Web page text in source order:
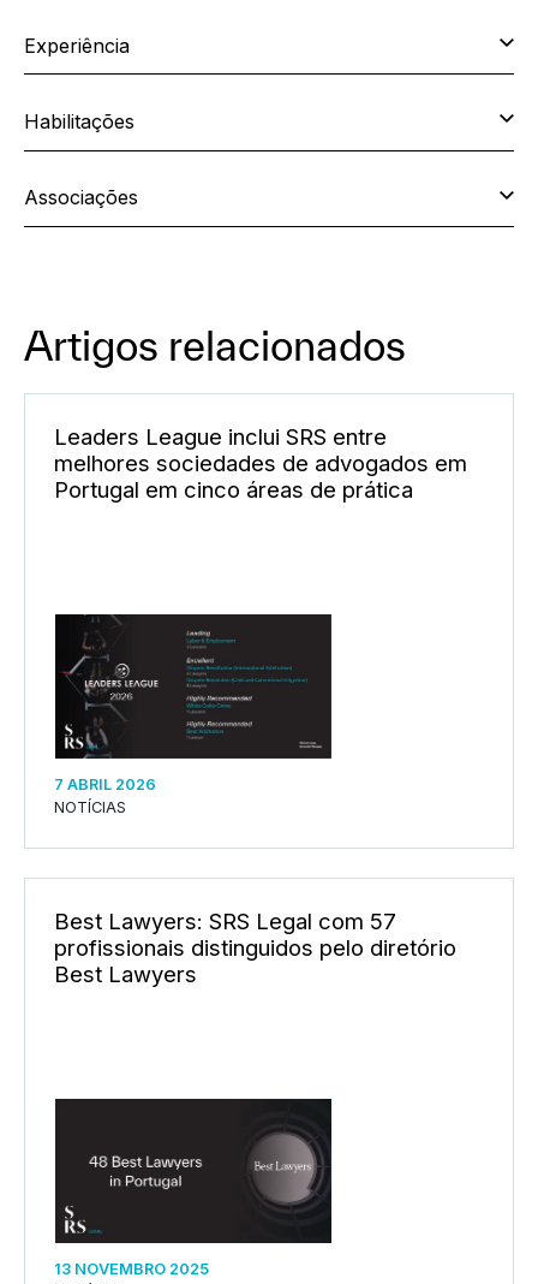
Experiência
Habilitações
Associações
Artigos relacionados
Leaders League inclui SRS entre
melhores sociedades de advogados em
Portugal em cinco áreas de prática
7 ABRIL 2026
NOTÍCIAS
Best Lawyers: SRS Legal com 57
profissionais distinguidos pelo diretório
Best Lawyers
13 NOVEMBRO 2025